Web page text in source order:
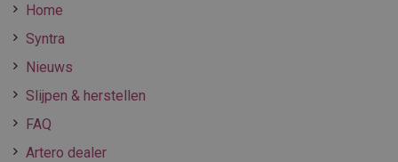
Home
Syntra
Nieuws
Slijpen & herstellen
FAQ
Artero dealer